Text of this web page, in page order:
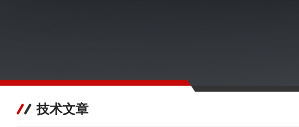
技术文章